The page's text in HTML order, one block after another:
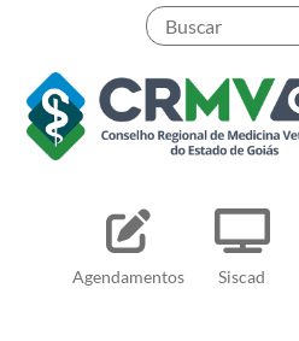
content
Agendamentos Siscad
Pesquisar